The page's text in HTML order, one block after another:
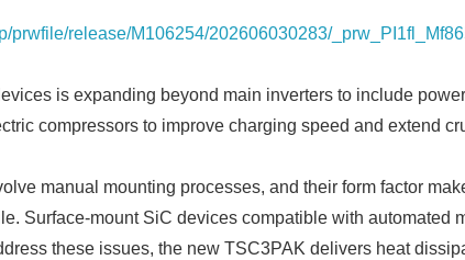
prwfile/release/M106254/202606030283/
is expanding beyond main inverters to include
compressors to improve charging speed and extend
manual mounting processes, and their form factor
Surface-mount SiC devices compatible with automated
these issues, the new TSC3PAK delivers heat